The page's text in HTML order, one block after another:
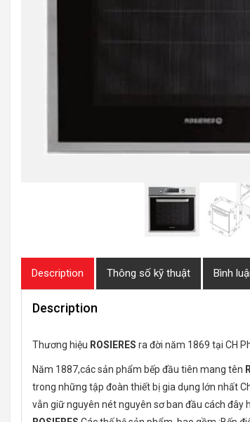
Description Thông số kỹ thuật Bình
Description
Thương hiệu ROSIERES ra đời năm 1869 tại CH
Năm 1887,các sản phẩm bếp đầu tiên mang tên
trong những tập đoàn thiết bị gia dụng lớn nhất
vẫn giữ nguyên nét nguyên sơ ban đầu cách